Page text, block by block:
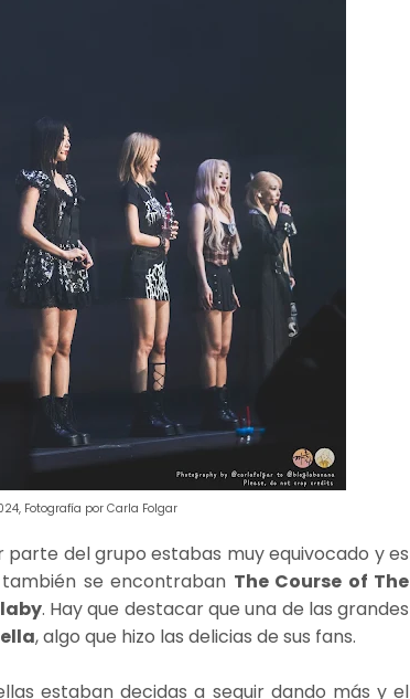
Fotografía por Carla Folgar
del grupo estabas muy equivocado y es
se encontraban The Course of The
. Hay que destacar que una de las grandes
, algo que hizo las delicias de sus fans.
estaban decidas a seguir dando más y el